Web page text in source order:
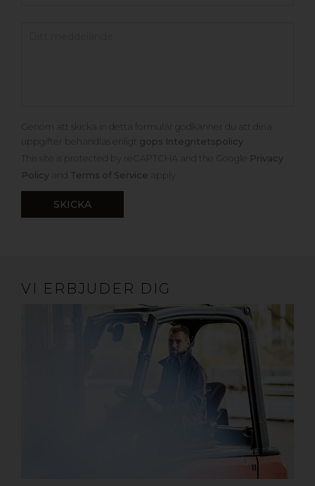
Genom att skicka in detta formulär godkänner du att dina
uppgifter behandlas enligt gops Integritetspolicy
This site is protected by reCAPTCHA and the Google
Privacy
Policy
Terms of Service apply.
VI ERBJUDER DIG